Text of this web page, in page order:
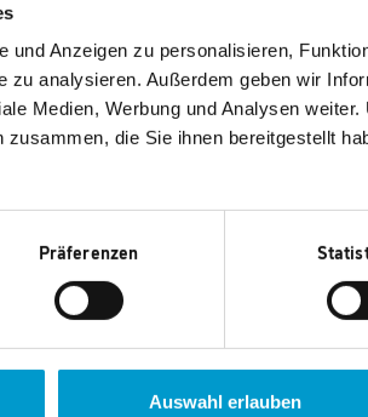
und Anzeigen zu personalisieren,
zu analysieren. Außerdem geben wir
Medien, Werbung und Analysen
die Sie ihnen bereitgestellt
Präferenzen
Auswahl erlauben